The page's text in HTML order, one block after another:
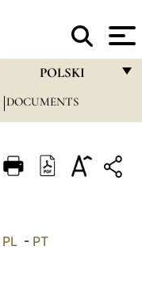
POLSKI
FRANÇAIS
ITALIANO
DOCUMENTS
PL- PT